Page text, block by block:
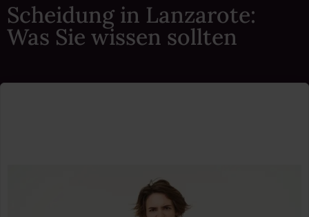
Scheidung in Lanzarote:
Was Sie wissen sollten